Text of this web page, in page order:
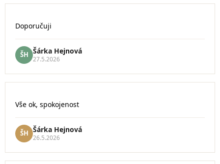
obchodu
je
5
z
5
hvězdiček.
Doporučuji
ŠH Šárka Hejnová
27.5.2026
obchodu
je
5
z
5
hvězdiček.
Vše ok, spokojenost
ŠH Šárka Hejnová
26.5.2026